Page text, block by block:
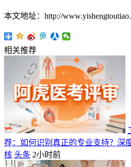
本文地址：http://
相关推荐
荐：如何识别真正的专业支持？深
核 头条 2小时前